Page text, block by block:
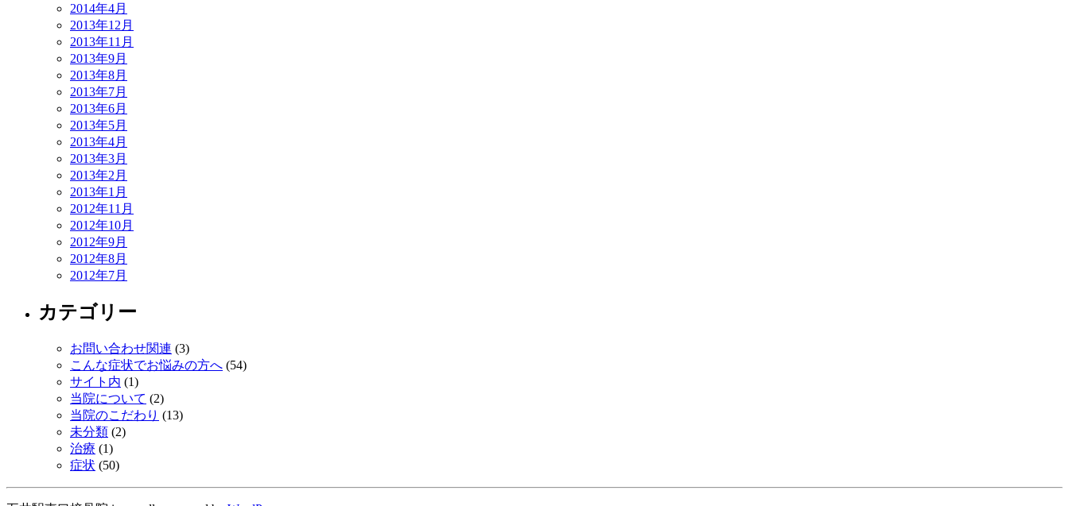
2014年4月
2013年12月
2013年11月
2013年9月
2013年8月
2013年7月
2013年6月
2013年5月
2013年4月
2013年3月
2013年2月
2013年1月
2012年11月
2012年10月
2012年9月
2012年8月
2012年7月
カテゴリー
お問い合わせ関連 (3)
こんな症状でお悩みの方へ (54)
サイト内 (1)
当院について (2)
当院のこだわり (13)
未分類 (2)
治療 (1)
症状 (50)